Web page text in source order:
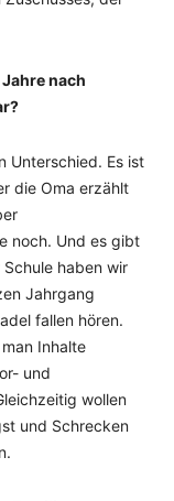
nach
Unterschied. Es ist
die Oma erzählt
noch. Und es gibt
haben wir
Jahrgang
fallen hören.
Inhalte
und
wollen
und Schrecken